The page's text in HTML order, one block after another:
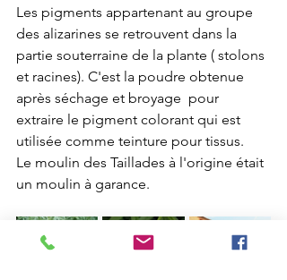
Les pigments appartenant au groupe
des alizarines se retrouvent dans la
partie souterraine de la plante ( stolons
et racines). C'est la poudre obtenue
après séchage et broyage  pour
extraire le pigment colorant qui est
utilisée comme teinture pour tissus.
Le moulin des Taillades à l'origine était
un moulin à garance.